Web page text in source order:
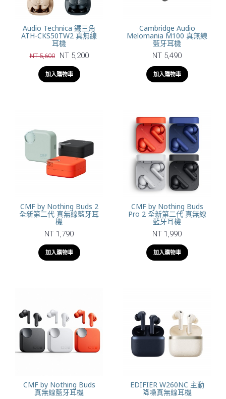
Audio Technica 鐵三角
ATH-CKS50TW2 真無線
耳機
NT 5,600 NT 5,200
加入購物車
Cambridge Audio
Melomania M100 真無線
藍牙耳機
NT 5,490
加入購物車
CMF by Nothing Buds 2
全新第二代 真無線藍牙耳
機
NT 1,790
加入購物車
CMF by Nothing Buds
Pro 2 全新第二代 真無線
藍牙耳機
NT 1,990
加入購物車
CMF by Nothing Buds
真無線藍牙耳機
EDIFIER W260NC 主動
降噪真無線耳機